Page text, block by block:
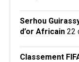
Serhou
d’or Africain 22
Classement